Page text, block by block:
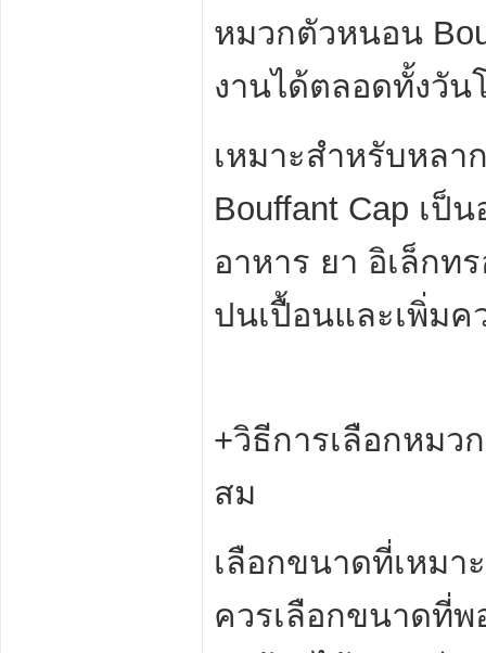
หมวกตัวหนอน
งานได้ตลอดทั้งวั
เหมาะสำหรับหล
Bouffant Cap เป็
อาหาร ยา อิเล็กท
ปนเปื้อนและเพิ่ม
+วิธีการเลือกหมว
สม
เลือกขนาดที่เหมา
ควรเลือกขนาดที่